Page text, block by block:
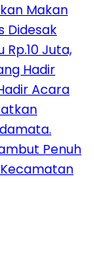
Makan
Didesak
Rp.10 Juta,
Hadir
Acara
Penuh